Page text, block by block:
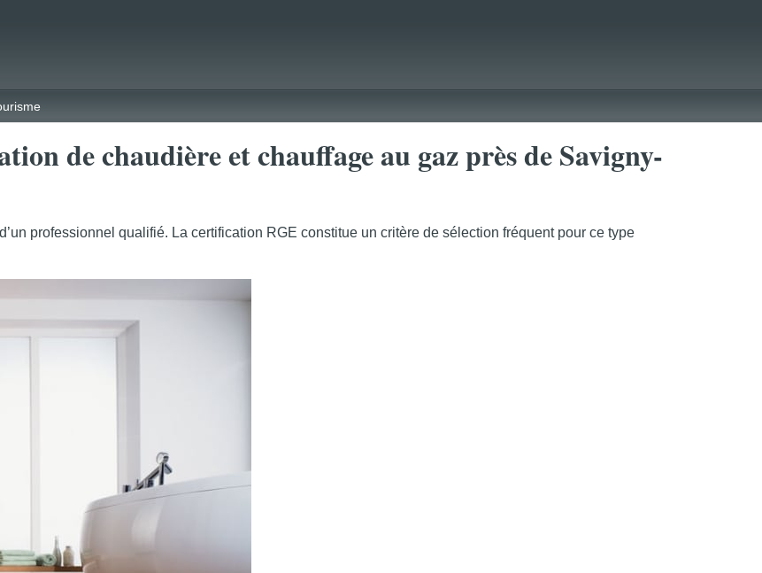
de chaudière et chauffage au gaz près de Savigny-
professionnel qualifié. La certification RGE constitue un critère de sélection fréquent pour ce type